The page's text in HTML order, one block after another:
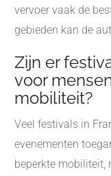
vervoer vaak de
gebieden kan de
Zijn er
voor
mobiliteit?
Veel festivals in
evenementen
beperkte mobiliteit,